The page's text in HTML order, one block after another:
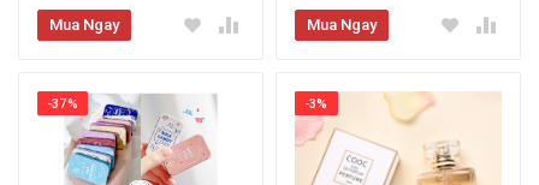
Mua Ngay Mua Ngay
-37% -3%